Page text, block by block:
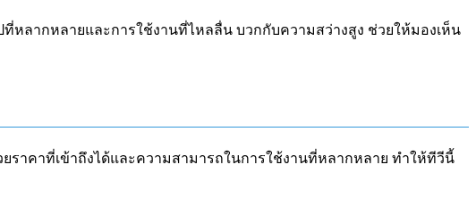
ที่หลากหลายและการใช้งานที่ไหลลื่น บวกกับความสว่างสูง ช่วยให้มองเห็น
ราคาที่เข้าถึงได้และความสามารถในการใช้งานที่หลากหลาย ทำให้ทีวีนี้